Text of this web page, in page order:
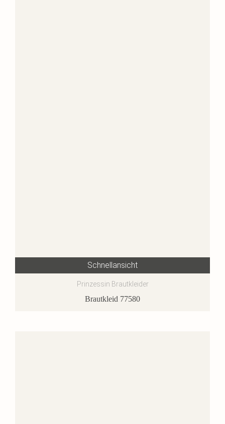
Schnellansicht
Prinzessin Brautkleider
Brautkleid 77580